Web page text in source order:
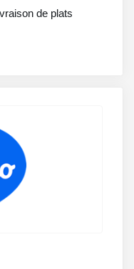
de plats